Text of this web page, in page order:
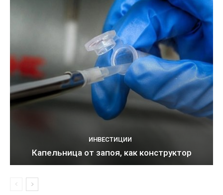
ИНВЕСТИЦИИ
Капельница от запоя, как конструктор